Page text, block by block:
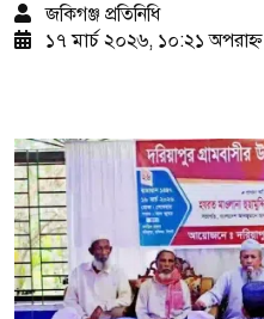
জকিগঞ্জ প্রতিনিধি
১৭ মার্চ ২০২৬, ১০:২১ অপরাহ্ন